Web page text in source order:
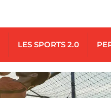
LES SPORTS 2.0